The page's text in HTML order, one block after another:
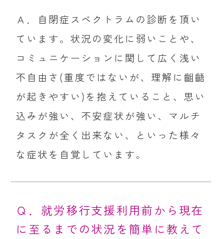
Ａ．自閉症スペクトラムの診断を頂い
ています。状況の変化に弱いことや、
コミュニケーションに関して広く浅い
不自由さ(重度ではないが、理解に齟齬
が起きやすい)を抱えていること、思い
込みが強い、不安症状が強い、マルチ
タスクが全く出来ない、といった様々
な症状を自覚しています。
Ｑ．就労移行支援利用前から現在
に至るまでの状況を簡単に教えて